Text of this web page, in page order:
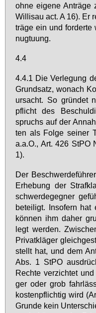
oh­ne ei­ge­ne An­trä­ge
Wil­li­sau act. A 16). Er
trä­ge ein und
nug­tu­ung.
4.4
4.4.1 Die Ver­le­gung
Grund­satz, wo­nach
ur­sacht. So grün­det
pflicht des
spruchs auf der
ten als Fol­ge sei­ner
a.a.O., Art. 426 StPO
1).
Der
Er­he­bung der
schwer­de­geg­ner
be­tei­ligt. In­so­fern
kön­nen ihm da­her
legt wer­den.
Pri­vat­klä­ger
stellt hat, und dem
Abs. 1 StPO
Rech­te ver­zich­tet
ger oder grob
kos­ten­pflich­tig wird
Grun­de kein